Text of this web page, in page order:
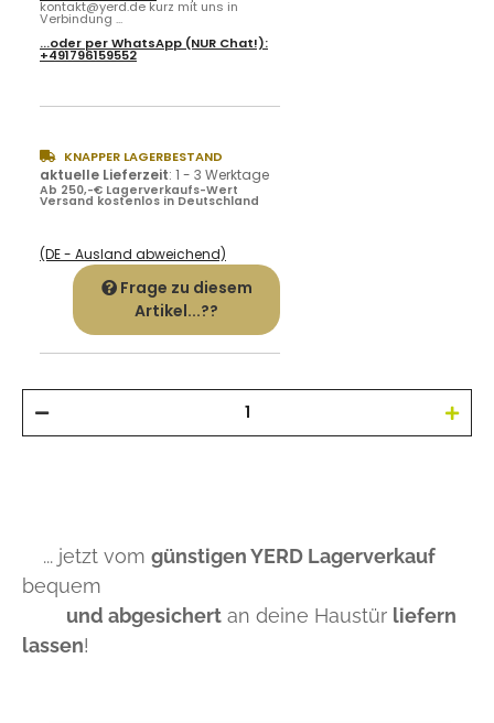
kontakt@yerd.de kurz mit uns in
Verbindung ...
...oder perWhatsApp (NUR Chat!):
+491796159552
KNAPPER LAGERBESTAND
aktuelle Lieferzeit: 1 - 3 Werktage
Ab 250,-€ Lagerverkaufs-Wert
Versand kostenlos in Deutschland
(DE - Ausland abweichend)
Frage zu diesem
Artikel...??
... jetzt vom günstigen YERD Lagerverkauf
bequem
und abgesichert an deine Haustür liefern
lassen!